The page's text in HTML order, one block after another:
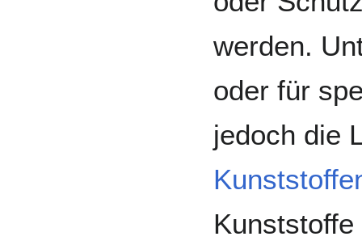
werden.
oder für
jedoch die